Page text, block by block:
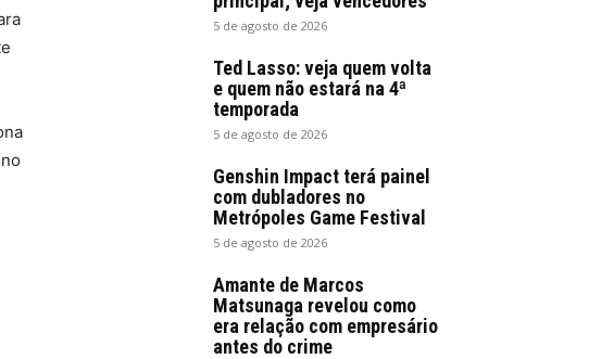
5 de agosto de 2026
Ted Lasso: veja quem volta
e quem não estará na 4ª
temporada
5 de agosto de 2026
Genshin Impact terá painel
com dubladores no
Metrópoles Game Festival
5 de agosto de 2026
Amante de Marcos
Matsunaga revelou como
era relação com empresário
antes do crime